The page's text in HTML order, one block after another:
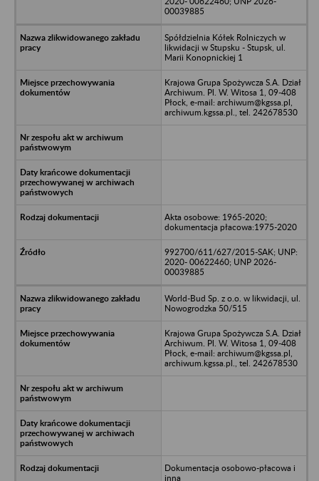
00039885
Spółdzielnia Kółek Rolniczych w
likwidacji w Stupsku - Stupsk, ul.
Marii Konopnickiej 1
Krajowa Grupa Spożywcza S.A. Dział
Archiwum. Pl. W. Witosa 1, 09-408
Płock, e-mail: archiwum@kgssa.pl,
archiwum.kgssa.pl., tel. 242678530
Akta osobowe: 1965-2020;
dokumentacja płacowa:1975-2020
992700/611/627/2015-SAK; UNP:
2020- 00622460; UNP 2026-
00039885
World-Bud Sp. z o.o. w likwidacji, ul.
Nowogrodzka 50/515
Krajowa Grupa Spożywcza S.A. Dział
Archiwum. Pl. W. Witosa 1, 09-408
Płock, e-mail: archiwum@kgssa.pl,
archiwum.kgssa.pl., tel. 242678530
Dokumentacja osobowo-płacowa i
inna